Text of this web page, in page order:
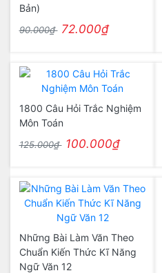
Bản)
90.000₫ 72.000₫
1800 Câu Hỏi Trắc Nghiệm
Môn Toán
125.000₫ 100.000₫
Những Bài Làm Văn Theo
Chuẩn Kiến Thức Kĩ Năng
Ngữ Văn 12